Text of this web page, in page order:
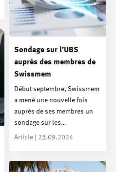
Sondage sur l’UBS
auprès des membres de
Swissmem
Début septembre, Swissmem
a mené une nouvelle fois
auprès de ses membres un
sondage sur les…
Article | 23.09.2024